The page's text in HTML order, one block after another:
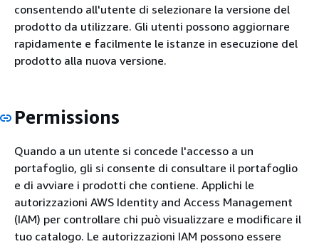
consentendo all'utente di selezionare la versione del
prodotto da utilizzare. Gli utenti possono aggiornare
rapidamente e facilmente le istanze in esecuzione del
prodotto alla nuova versione.
Permissions
Quando a un utente si concede l'accesso a un
portafoglio, gli si consente di consultare il portafoglio
e di avviare i prodotti che contiene. Applichi le
autorizzazioni AWS Identity and Access Management
(IAM) per controllare chi può visualizzare e modificare il
tuo catalogo. Le autorizzazioni IAM possono essere